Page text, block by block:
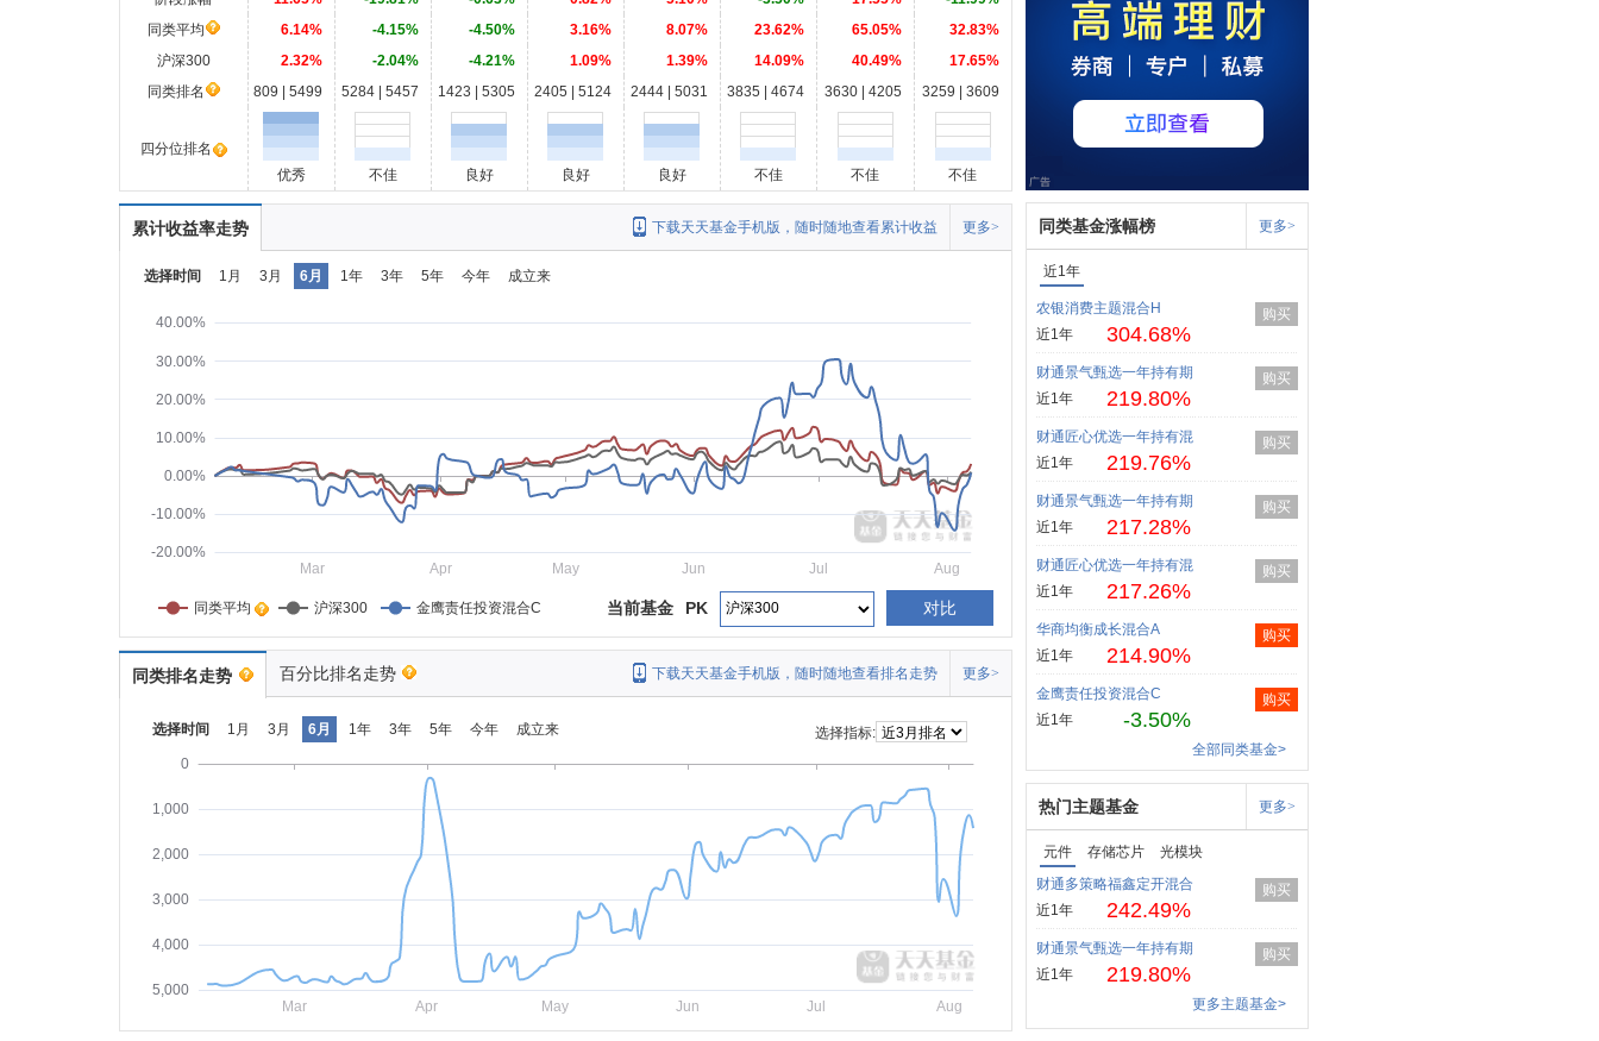
同类平均
6.14% -4.15% -4.50% 3.16% 8.07% 23.62% 65.05%
32.83%
沪深300
2.32% -2.04% -4.21% 1.09% 1.39% 14.09% 40.49%
17.65%
同类排名
809 | 5499 5284 | 5457 1423 | 5305 2405 | 5124 2444 | 5031 3835 | 4674 3630 | 4205 3259 | 3609
四分位排名
优秀
不佳 良好 良好 良好 不佳 不佳 不佳
累计收益率走势 更多>
下载天天基金手机版，随时随地查看累计收益
选择时间 1月 3月 6月 1年 3年 5年 今年 成立来
-20.00%
-10.00%
0.00%
10.00%
20.00%
30.00%
40.00%
Mar Apr May Jun Jul Aug
同类平均 沪深300 金鹰责任投资混合C 对比
PK
当前基金
同类排名走势 百分比排名走势 更多>
下载天天基金手机版，随时随地查看排名走势
选择时间 1月 3月 6月 1年 3年 5年 今年 成立来
选择指标:
0
1,000
2,000
3,000
4,000
5,000
Mar
Apr May Jun Jul Aug
同类基金涨幅榜 更多>
近1年
农银消费主题混合H
近1年
304.68%
购买
财通景气甄选一年持有期
近1年
219.80%
购买
财通匠心优选一年持有混
近1年
219.76%
购买
财通景气甄选一年持有期
近1年
217.28%
购买
财通匠心优选一年持有混
近1年
217.26%
购买
华商均衡成长混合A
近1年
214.90%
购买
金鹰责任投资混合C
近1年
-3.50%
购买
全部同类基金>
热门主题基金 更多>
元件 存储芯片
光模块
财通多策略福鑫定开混合
近1年
242.49%
购买
财通景气甄选一年持有期
近1年
219.80%
购买
更多主题基金>